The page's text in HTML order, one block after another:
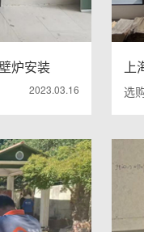
炉安装
2023.03.16
上
选